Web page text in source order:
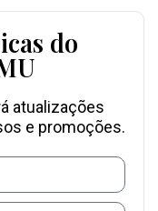
do
atualizações
e promoções.